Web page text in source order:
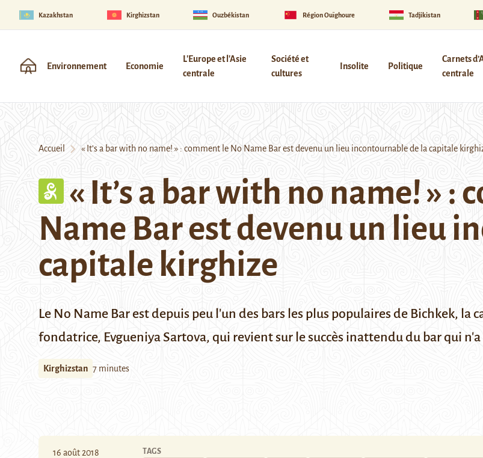
Kazakhstan Kirghizstan Ouzbékistan Région Ouïghoure Tadjikistan
Environnement Economie
L'Europe et l'Asie
centrale
Société et
cultures
Insolite Politique
Carnets
centrale
Accueil « It’s a bar with no name! » : comment le No Name Bar est devenu un lieu incontournable de la capitale
« It’s a bar with no name! » :
Name Bar est devenu un lieu
capitale kirghize
Le No Name Bar est depuis peu l'un des bars les plus populaires de Bichkek, la
fondatrice, Evgueniya Sartova, qui revient sur le succès inattendu du bar qui n'a
Kirghizstan 7 minutes
16 août 2018 TAGS